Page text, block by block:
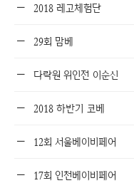
2018 레고체험단
29회 맘베
다락원 위인전 이순신
2018 하반기 코베
12회 서울베이비페어
17회 인천베이비페어